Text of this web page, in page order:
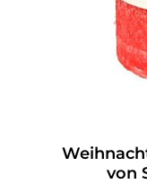
von